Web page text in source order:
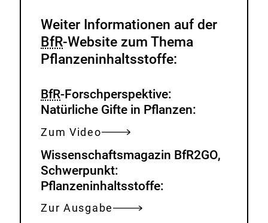
Weiter Informationen auf der
BfR-Website zum Thema
Pflanzeninhaltsstoffe:
BfR-Forschperspektive:
Natürliche Gifte in Pflanzen:
Zum Video
Wissenschaftsmagazin BfR2GO,
Schwerpunkt:
Pflanzeninhaltsstoffe:
Zur Ausgabe